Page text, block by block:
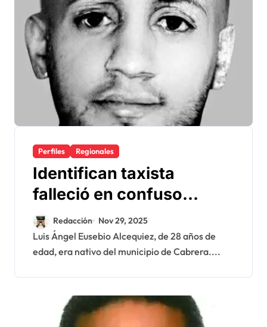
Perfiles Regionales
Identifican taxista
falleció en confuso
incidente en La Romana
Redacción Nov 29, 2025
Luis Ángel Eusebio Alcequiez, de 28 años de
edad, era nativo del municipio de Cabrera....